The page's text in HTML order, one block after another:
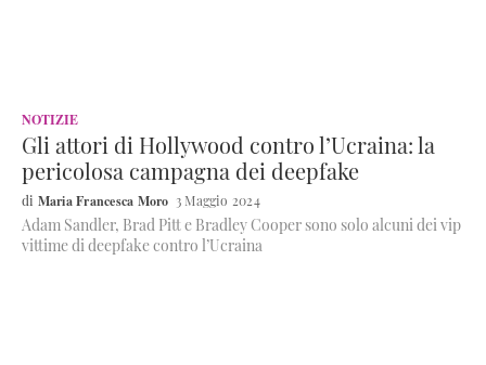
NOTIZIE
Gli attori di Hollywood contro l’Ucraina: la
pericolosa campagna dei deepfake
Maria Francesca Moro 3 Maggio 2024
Adam Sandler, Brad Pitt e Bradley Cooper sono solo alcuni dei vip
vittime di deepfake contro l’Ucraina